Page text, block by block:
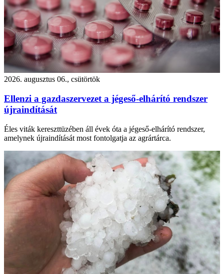
2026. augusztus 06., csütörtök
Ellenzi a gazdaszervezet a jégeső-elhárító rendszer
újraindítását
Éles viták kereszttüzében áll évek óta a jégeső-elhárító rendszer,
amelynek újraindítását most fontolgatja az agrártárca.